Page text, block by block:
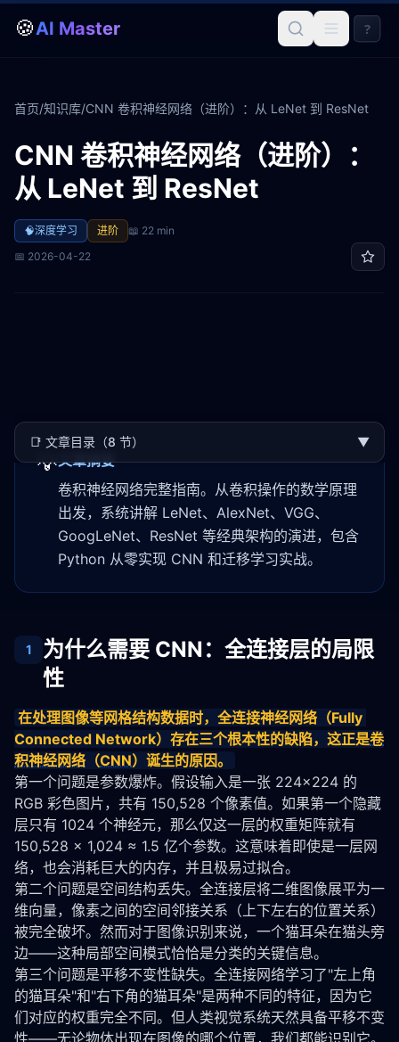
🍪AI Master ?
首页/知识库/CNN 卷积神经网络（进阶）：从 LeNet 到 ResNet
CNN 卷积神经网络（进阶）：
从 LeNet 到 ResNet
🧠深度学习 进阶 📖 22 min
📅 2026-04-22
📑 文章目录（8 节） ▼
💡文章摘要
卷积神经网络完整指南。从卷积操作的数学原理
出发，系统讲解 LeNet、AlexNet、VGG、
GoogLeNet、ResNet 等经典架构的演进，包含
Python 从零实现 CNN 和迁移学习实战。
1
为什么需要 CNN：全连接层的局限
性
在处理图像等网格结构数据时，全连接神经网络（Fully
Connected Network）存在三个根本性的缺陷，这正是卷
积神经网络 （CNN）诞生的原因。
第一个问题是参数爆炸。假设输入是一张 224×224 的
RGB 彩色图片，共有 150,528 个像素值。如果第一个隐藏
层只有 1024 个神经元，那么仅这一层的权重矩阵就有
150,528 × 1,024 ≈ 1.5 亿个参数。这意味着即使是一层网
络，也会消耗巨大的内存，并且极易过拟合。
第二个问题是空间结构丢失。全连接层将二维图像展平为一
维向量，像素之间的空间邻接关系（上下左右的位置关系）
被完全破坏。然而对于图像识别来说，一个猫耳朵在猫头旁
边——这种局部空间模式恰恰是分类的关键信息。
第三个问题是平移不变性缺失。全连接网络学习了"左上角
的猫耳朵"和"右下角的猫耳朵"是两种不同的特征，因为它
们对应的权重完全不同。但人类视觉系统天然具备平移不变
性——无论物体出现在图像的哪个位置，我们都能识别它。